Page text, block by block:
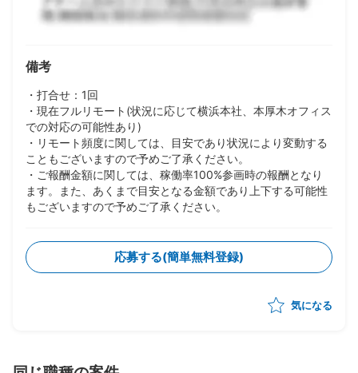
備考
・打合せ：1回
・現在フルリモート(状況に応じて横浜本社、本厚木オフィス
での対応の可能性あり)
・リモート頻度に関しては、目安であり状況により変動する
こともございますので予めご了承ください。
・ご報酬金額に関しては、稼働率100%参画時の報酬となり
ます。また、あくまで目安となる金額であり上下する可能性
もございますので予めご了承ください。
応募する(簡単無料登録)
気になる